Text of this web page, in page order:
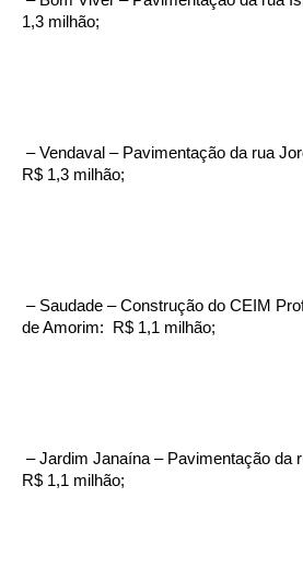
1,3 milhão;
– Vendaval – Pavimentação da rua
R$ 1,3 milhão;
– Saudade – Construção do CEIM
de Amorim: R$ 1,1 milhão;
– Jardim Janaína – Pavimentação da
R$ 1,1 milhão;